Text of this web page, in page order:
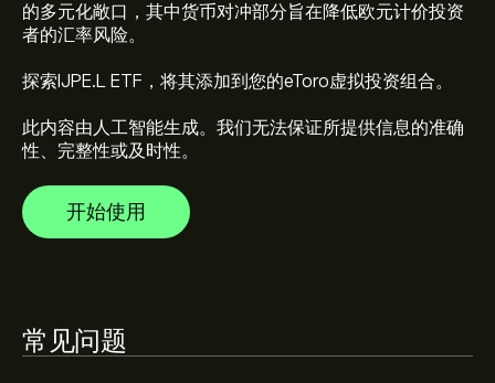
的多元化敞口，其中货币对冲部分旨在降低欧元计价投资
者的汇率风险。
探索IJPE.L ETF，将其添加到您的eToro虚拟投资组合。
此内容由人工智能生成。我们无法保证所提供信息的准确
性、完整性或及时性。
开始使用
常见问题
iShares MSCI Japan EUR Hedged UCITS ETF 历史最高价
为 ‎€‎148.250 美元
选择 eToro 图表上的“1 天”或“1 周”时间范围，并将其缩
ETF 的历史价格走势。iShares MSCI Japan EUR Hedged
UCITS ETF 在过去一年的价格区间为 ‎€‎39.70。
如欲购买 IJPE.L，请访问 eToro 网站的“iShares MSCI